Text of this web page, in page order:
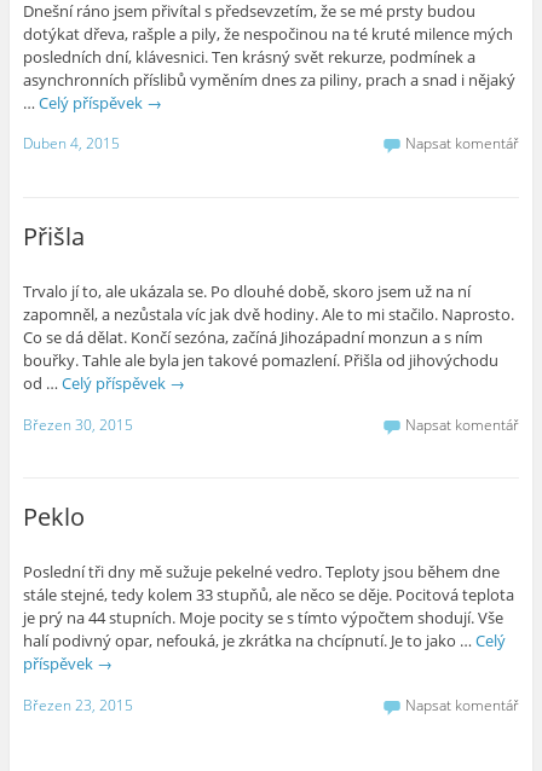
Dnešní ráno jsem přivítal s předsevzetím, že se mé prsty budou
dotýkat dřeva, rašple a pily, že nespočinou na té kruté milence mých
posledních dní, klávesnici. Ten krásný svět rekurze, podmínek a
asynchronních příslibů vyměním dnes za piliny, prach a snad i nějaký
… Celý příspěvek →
Duben 4, 2015 Napsat komentář
Přišla
Trvalo jí to, ale ukázala se. Po dlouhé době, skoro jsem už na ní
zapomněl, a nezůstala víc jak dvě hodiny. Ale to mi stačilo. Naprosto.
Co se dá dělat. Končí sezóna, začíná Jihozápadní monzun a s ním
bouřky. Tahle ale byla jen takové pomazlení. Přišla od jihovýchodu
od … Celý příspěvek →
Březen 30, 2015 Napsat komentář
Peklo
Poslední tři dny mě sužuje pekelné vedro. Teploty jsou během dne
stále stejné, tedy kolem 33 stupňů, ale něco se děje. Pocitová teplota
je prý na 44 stupních. Moje pocity se s tímto výpočtem shodují. Vše
halí podivný opar, nefouká, je zkrátka na chcípnutí. Je to jako … Celý
příspěvek →
Březen 23, 2015 Napsat komentář